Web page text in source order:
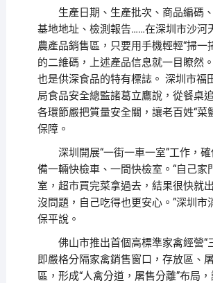
生產日期、生產批次、商品編碼、
基地地址、檢測報告……在深圳市沙河
農產品銷售區，只要用手機輕輕“掃一
的二維碼，上述產品信息就一目瞭然。
也是供深食品的特有標誌。 深圳市福
局食品安全總監諸葛立鷹說，從餐桌
各環節嚴把質量安全關，讓老百姓“菜
保障。
深圳開展“一街一車一室”工作，確
備一輛快檢車、一間快檢室。“自己家
室，超市買完菜拿過去，結果很快就
沒問題，自己吃得也更安心。”深圳市
保平說。
佛山市推出首個高標準家禽經營“
即嚴格分隔家禽銷售窗口，存放區、
區，形成“人禽分道，屠售分離”布局